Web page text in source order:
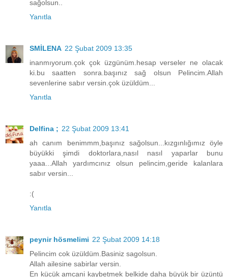
sağolsun..
Yanıtla
SMİLENA 22 Şubat 2009 13:35
inanmıyorum.çok çok üzgünüm.hesap verseler ne olacak
ki.bu saatten sonra.başınız sağ olsun Pelincim.Allah
sevenlerine sabır versin.çok üzüldüm...
Yanıtla
Delfina ; 22 Şubat 2009 13:41
ah canım benimmm,başınız sağolsun...kızgınlığımız öyle
büyükki şimdi doktorlara,nasıl nasıl yaparlar bunu
yaaa...Allah yardımcınız olsun pelincim,geride kalanlara
sabır versin...
:(
Yanıtla
peynir hösmelimi 22 Şubat 2009 14:18
Pelincim cok üzüldüm.Basiniz sagolsun.
Allah ailesine sabirlar versin.
En kücük amcani kaybetmek belkide daha büyük bir üzüntü